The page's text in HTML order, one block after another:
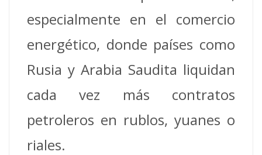
especialmente en el comercio
energético, donde países como
Rusia y Arabia Saudita liquidan
cada vez más contratos
petroleros en rublos, yuanes o
riales.